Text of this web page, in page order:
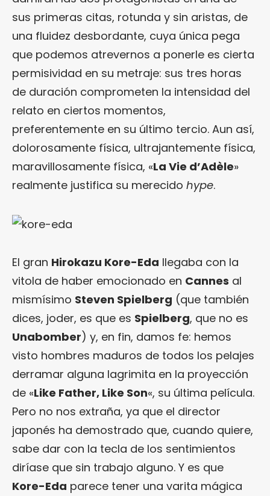
sus primeras citas, rotunda y sin aristas, de
una fluidez desbordante, cuya única pega
que podemos atrevernos a ponerle es cierta
permisividad en su metraje: sus tres horas
de duración comprometen la intensidad del
relato en ciertos momentos,
preferentemente en su último tercio. Aun así,
dolorosamente física, ultrajantemente física,
maravillosamente física, «La Vie d’Adèle»
realmente justifica su merecido hype.
El gran Hirokazu Kore-Eda llegaba con la
vitola de haber emocionado en Cannes al
mismísimo Steven Spielberg (que también
dices, joder, es que es Spielberg, que no es
Unabomber) y, en fin, damos fe: hemos
visto hombres maduros de todos los pelajes
derramar alguna lagrimita en la proyección
de «Like Father, Like Son«, su última película.
Pero no nos extraña, ya que el director
japonés ha demostrado que, cuando quiere,
sabe dar con la tecla de los sentimientos
diríase que sin trabajo alguno. Y es que
Kore-Eda parece tener una varita mágica